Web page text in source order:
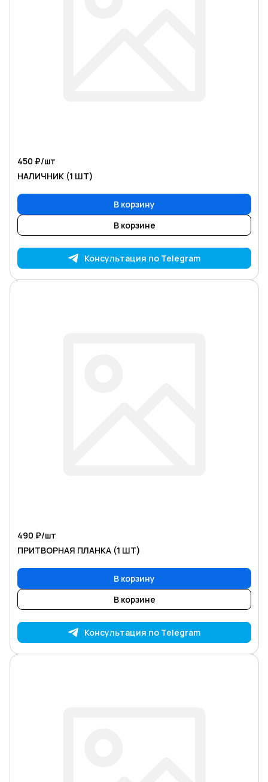
450 ₽/шт
НАЛИЧНИК (1 ШТ)
В корзину
В корзине
Консультация по Telegram
490 ₽/шт
ПРИТВОРНАЯ ПЛАНКА (1 ШТ)
В корзину
В корзине
Консультация по Telegram